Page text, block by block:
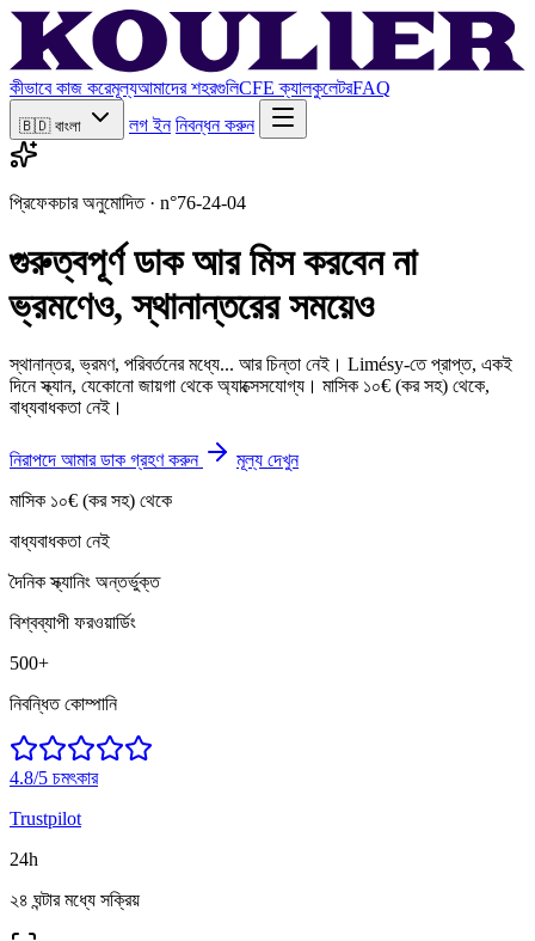
কীভাবে কাজ করেমূল্যআমাদের শহরগুলিCFE ক্যালকুলেটরFAQ
🇧🇩 বাংলা লগ ইন নিবন্ধন করুন
প্রিফেকচার অনুমোদিত · n°76-24-04
গুরুত্বপূর্ণ ডাক আর মিস করবেন না
ভ্রমণেও, স্থানান্তরের সময়েও
স্থানান্তর, ভ্রমণ, পরিবর্তনের মধ্যে... আর চিন্তা নেই। Limésy-তে প্রাপ্ত, একই
দিনে স্ক্যান, যেকোনো জায়গা থেকে অ্যাক্সেসযোগ্য। মাসিক ১০€ (কর সহ) থেকে,
বাধ্যবাধকতা নেই।
নিরাপদে আমার ডাক গ্রহণ করুন
মূল্য দেখুন
মাসিক ১০€ (কর সহ) থেকে
বাধ্যবাধকতা নেই
দৈনিক স্ক্যানিং অন্তর্ভুক্ত
বিশ্বব্যাপী ফরওয়ার্ডিং
500+
নিবন্ধিত কোম্পানি
4.8/5 চমৎকার
Trustpilot
24h
২৪ ঘন্টার মধ্যে সক্রিয়